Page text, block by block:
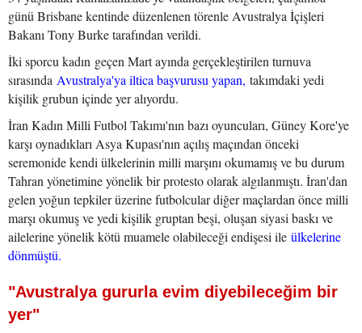
günü Brisbane kentinde düzenlenen törenle Avustralya İçişleri
Bakanı Tony Burke tarafından verildi.
İki sporcu kadın geçen Mart ayında gerçekleştirilen turnuva
sırasında Avustralya'ya iltica başvurusu yapan, takımdaki yedi
kişilik grubun içinde yer alıyordu.
İran Kadın Milli Futbol Takımı'nın bazı oyuncuları, Güney Kore'ye
karşı oynadıkları Asya Kupası'nın açılış maçından önceki
seremonide kendi ülkelerinin milli marşını okumamış ve bu durum
Tahran yönetimine yönelik bir protesto olarak algılanmıştı. İran'dan
gelen yoğun tepkiler üzerine futbolcular diğer maçlardan önce milli
marşı okumuş ve yedi kişilik gruptan beşi, oluşan siyasi baskı ve
ailelerine yönelik kötü muamele olabileceği endişesi ile ülkelerine
dönmüştü.
"Avustralya gururla evim diyebileceğim bir
yer"